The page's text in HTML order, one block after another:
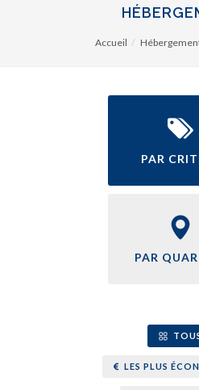
Accueil
PAR
PAR
LES PLUS